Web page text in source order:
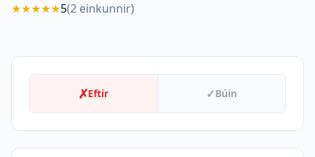
★★★★★5(2 einkunnir)
✗Eftir ✓Búin